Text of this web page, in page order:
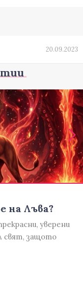
20.09.2023
на Лъва?
уверени
свят, защото